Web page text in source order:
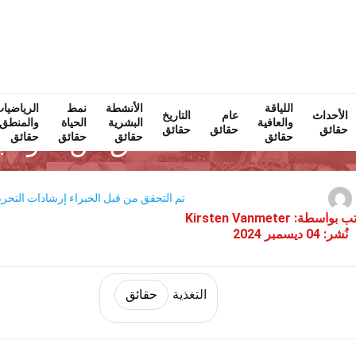
الأحداث
حقائق
اللياقة
والعافية
حقائق
عام
حقائق
التاريخ
حقائق
الأنشطة
البشرية
حقائق
نمط
الحياة
حقائق
والمنطق
حقائق
Home اللياقة والعافيةحقائق التغذية
28 حقائق عن غلوتاثيون
بواسطة: Kirsten Vanmeter
نُشر: 04 ديسمبر 2024
تم التحقق من قبل الخبراء إرشادات
التغذية حقائق